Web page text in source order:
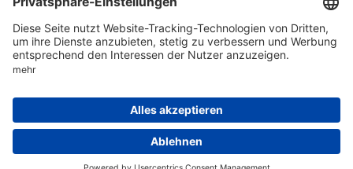
© 1998-2026by GSC Research GmbH
Datenschutz